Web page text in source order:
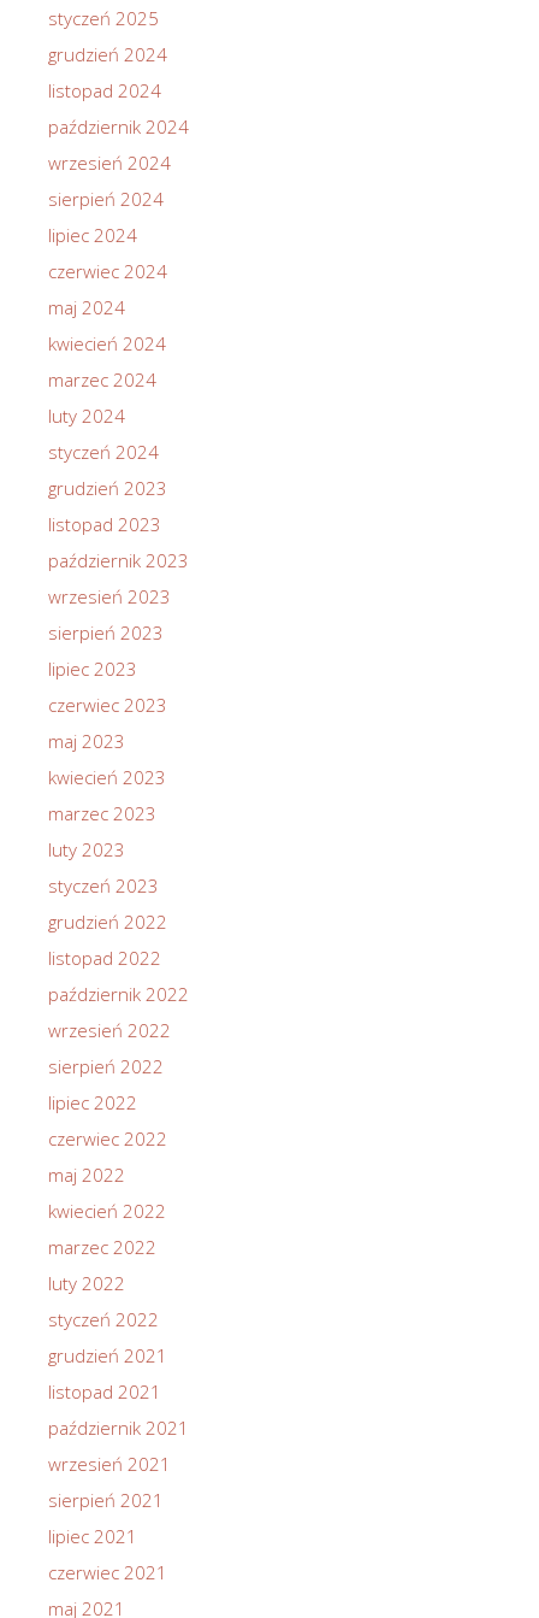
styczeń 2025
grudzień 2024
listopad 2024
październik 2024
wrzesień 2024
sierpień 2024
lipiec 2024
czerwiec 2024
maj 2024
kwiecień 2024
marzec 2024
luty 2024
styczeń 2024
grudzień 2023
listopad 2023
październik 2023
wrzesień 2023
sierpień 2023
lipiec 2023
czerwiec 2023
maj 2023
kwiecień 2023
marzec 2023
luty 2023
styczeń 2023
grudzień 2022
listopad 2022
październik 2022
wrzesień 2022
sierpień 2022
lipiec 2022
czerwiec 2022
maj 2022
kwiecień 2022
marzec 2022
luty 2022
styczeń 2022
grudzień 2021
listopad 2021
październik 2021
wrzesień 2021
sierpień 2021
lipiec 2021
czerwiec 2021
maj 2021